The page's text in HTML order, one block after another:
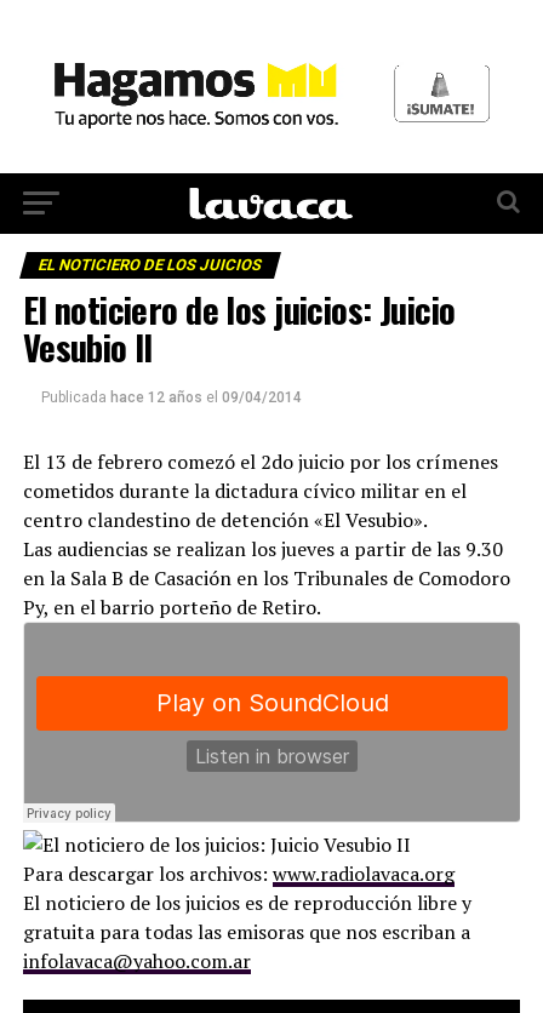
EL NOTICIERO DE LOS JUICIOS
El noticiero de los juicios: Juicio
Vesubio II
Publicada hace 12 años el 09/04/2014
El 13 de febrero comezó el 2do juicio por los crímenes
cometidos durante la dictadura cívico militar en el
centro clandestino de detención «El Vesubio».
Las audiencias se realizan los jueves a partir de las 9.30
en la Sala B de Casación en los Tribunales de Comodoro
Py, en el barrio porteño de Retiro.
Para descargar los archivos: www.radiolavaca.org
El noticiero de los juicios es de reproducción libre y
gratuita para todas las emisoras que nos escriban a
infolavaca@yahoo.com.ar